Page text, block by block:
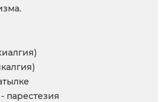
парестезия